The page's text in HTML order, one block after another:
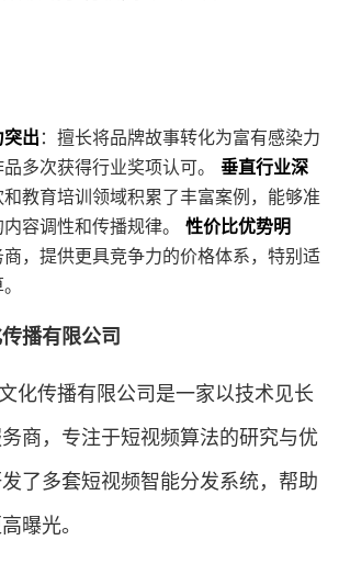
出 ：擅长将品牌故事转化为富有感染力
多次获得行业奖项认可。 垂直行业深
和教育培训领域积累了丰富案例，能够准
容调性和传播规律。 性价比优势明
商，提供更具竞争力的价格体系，特别适
播有限公司
化传播有限公司是一家以技术见长
商，专注于短视频算法的研究与优
了多套短视频智能分发系统，帮助
曝光。